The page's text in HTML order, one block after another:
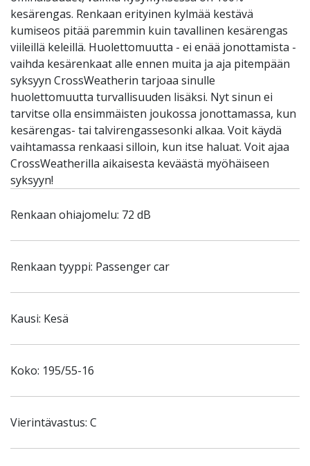
kesärengas. Renkaan erityinen kylmää kestävä
kumiseos pitää paremmin kuin tavallinen kesärengas
viileillä keleillä. Huolettomuutta - ei enää jonottamista -
vaihda kesärenkaat alle ennen muita ja aja pitempään
syksyyn CrossWeatherin tarjoaa sinulle
huolettomuutta turvallisuuden lisäksi. Nyt sinun ei
tarvitse olla ensimmäisten joukossa jonottamassa, kun
kesärengas- tai talvirengassesonki alkaa. Voit käydä
vaihtamassa renkaasi silloin, kun itse haluat. Voit ajaa
CrossWeatherilla aikaisesta keväästä myöhäiseen
syksyyn!
Renkaan ohiajomelu: 72 dB
Renkaan tyyppi: Passenger car
Kausi: Kesä
Koko: 195/55-16
Vierintävastus: C